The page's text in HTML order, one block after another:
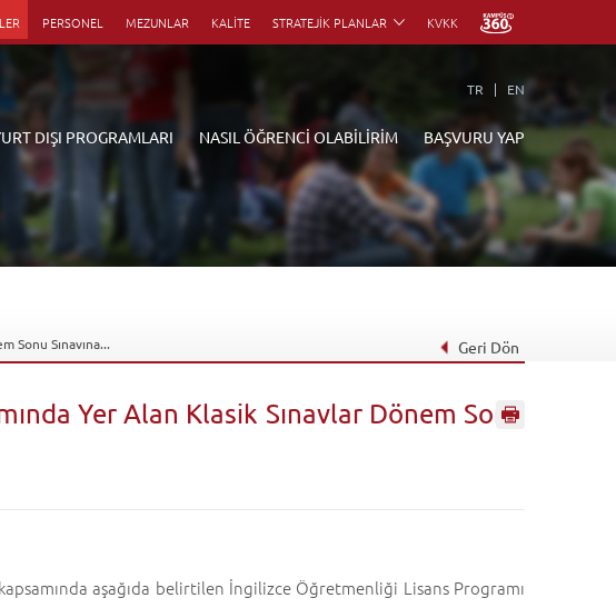
PERSONEL MEZUNLAR KALİTE STRATEJİK PLANLAR KVKK
TR EN
DIŞI PROGRAMLARI NASIL ÖĞRENCİ OLABİLİRİM BAŞVURU YAP
Sonu Sınavına... Geri Dön
Yer Alan Klasik Sınavlar Dönem Sonu
aşağıda belirtilen İngilizce Öğretmenliği Lisans Programı